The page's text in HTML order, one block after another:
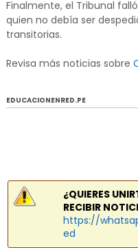
Finalmente, el Tribunal
quien no debía ser
transitorias.
Revisa más noticias sobre
EDUCACIONENRED.PE
¿QUIERES
RECIBIR
https://
ed